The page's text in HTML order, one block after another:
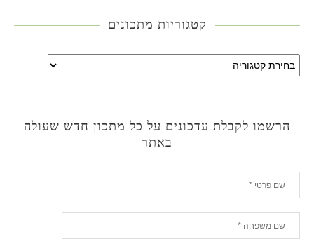
קטגוריות מתכונים
הרשמו לקבלת עדכונים על כל מתכון חדש שעולה
באתר